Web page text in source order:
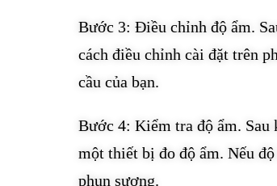
Bước 3: Điều chỉnh độ ẩm.
cách điều chỉnh cài đặt trên
cầu của bạn.
Bước 4: Kiểm tra độ ẩm. Sau
một thiết bị đo độ ẩm. Nếu
phun sương.